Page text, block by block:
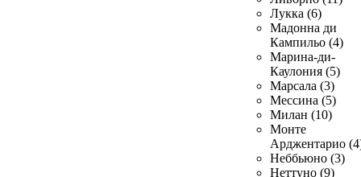
Лукка (6)
Мадонна ди
Кампильо (4)
Марина-ди-
Каулония (5)
Марсала (3)
Мессина (5)
Милан (10)
Монте
Арджентарио
Неббьюно (3)
Неттуно (9)